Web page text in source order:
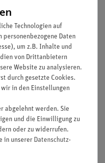
Lichtreaktionen
Sehens
(RTKs)
Präsentation für
für den
Datei
dauert 30 Minuten!
Papier, Schere,
Technologien auf
Daten
um z.B. Inhalte und
von Drittanbietern
Website zu analysieren.
durch gesetzte Cookies.
in den Einstellungen
abgelehnt werden. Sie
und die Einwilligung zu
oder zu widerrufen.
in unserer Daten­schutz­